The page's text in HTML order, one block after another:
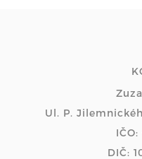
Ul. P.
IČO:
DIČ: